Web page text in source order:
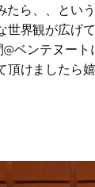
たら、、とい
世界観が広げ
ベンテヌート
頂けましたら